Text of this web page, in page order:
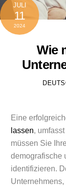
JULI
11
2024
Wie
Eine
lassen,
müssen Sie
demografische
identifizieren.